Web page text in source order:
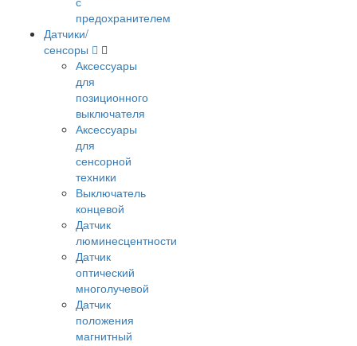
предохранителем
Датчики/
сенсоры
Аксессуары
для
позиционного
выключателя
Аксессуары
для
сенсорной
техники
Выключатель
концевой
Датчик
люминесцентности
Датчик
оптический
многолучевой
Датчик
положения
магнитный